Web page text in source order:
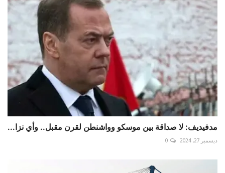
مدفيديف: لا صداقة بين موسكو وواشنطن لقرن مقبل.. وأي نزا...
ديسمبر 27, 2024 0